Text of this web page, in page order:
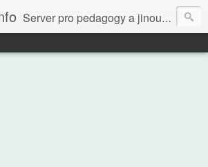
Server pro pedagogy a jinou zvířenu